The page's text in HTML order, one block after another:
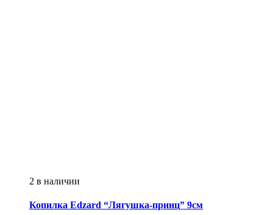
2 в наличии
Копилка Edzard “Лягушка-принц” 9см